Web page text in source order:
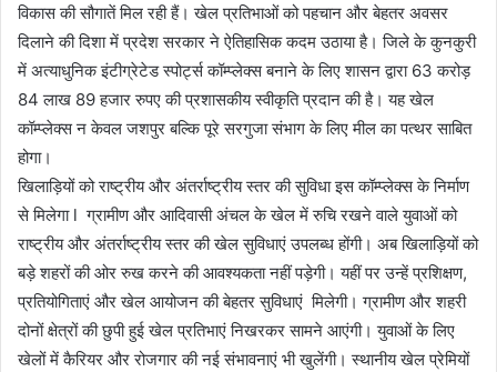
विकास की सौगातें मिल रही हैं। खेल प्रतिभाओं को पहचान और बेहतर अवसर
दिलाने की दिशा में प्रदेश सरकार ने ऐतिहासिक कदम उठाया है। जिले के कुनकुरी
में अत्याधुनिक इंटीग्रेटेड स्पोर्ट्स कॉम्प्लेक्स बनाने के लिए शासन द्वारा 63 करोड़
84 लाख 89 हजार रुपए की प्रशासकीय स्वीकृति प्रदान की है। यह खेल
कॉम्प्लेक्स न केवल जशपुर बल्कि पूरे सरगुजा संभाग के लिए मील का पत्थर साबित
होगा।
खिलाड़ियों को राष्ट्रीय और अंतर्राष्ट्रीय स्तर की सुविधा इस कॉम्प्लेक्स के निर्माण
से मिलेगा l ग्रामीण और आदिवासी अंचल के खेल में रुचि रखने वाले युवाओं को
राष्ट्रीय और अंतर्राष्ट्रीय स्तर की खेल सुविधाएं उपलब्ध होंगी। अब खिलाड़ियों को
बड़े शहरों की ओर रुख करने की आवश्यकता नहीं पड़ेगी। यहीं पर उन्हें प्रशिक्षण,
प्रतियोगिताएं और खेल आयोजन की बेहतर सुविधाएं मिलेगी। ग्रामीण और शहरी
दोनों क्षेत्रों की छुपी हुई खेल प्रतिभाएं निखरकर सामने आएंगी। युवाओं के लिए
खेलों में कैरियर और रोजगार की नई संभावनाएं भी खुलेंगी। स्थानीय खेल प्रेमियों